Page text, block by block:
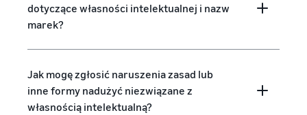
dotyczące własności intelektualnej i nazw
marek?
Jak mogę zgłosić naruszenia zasad lub
inne formy nadużyć niezwiązane z
własnością intelektualną?